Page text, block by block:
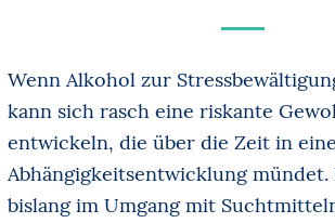
Wenn Alkohol zur
kann sich rasch eine riskante
entwickeln, die über die Zeit in
Abhängigkeitsentwicklung mündet.
bislang im Umgang mit